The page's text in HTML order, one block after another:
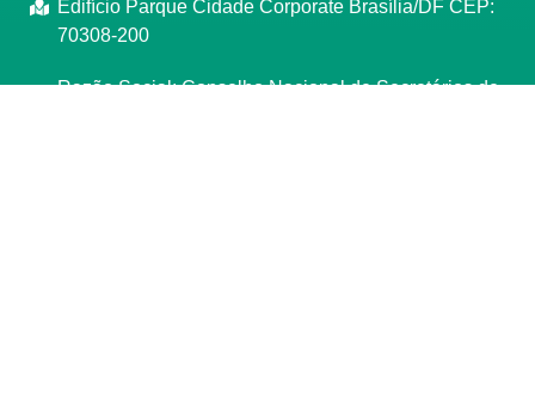
Edifício Parque Cidade Corporate Brasília/DF CEP:
70308-200
Razão Social: Conselho Nacional de Secretários de